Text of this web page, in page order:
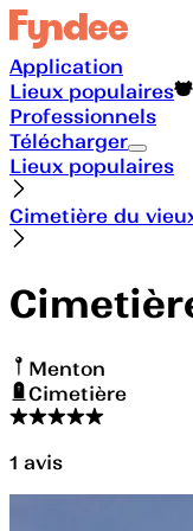
Application
Lieux populaires
Professionnels
Télécharger
Lieux populaires
Cimetière du
Menton
Cimetière
1 avis